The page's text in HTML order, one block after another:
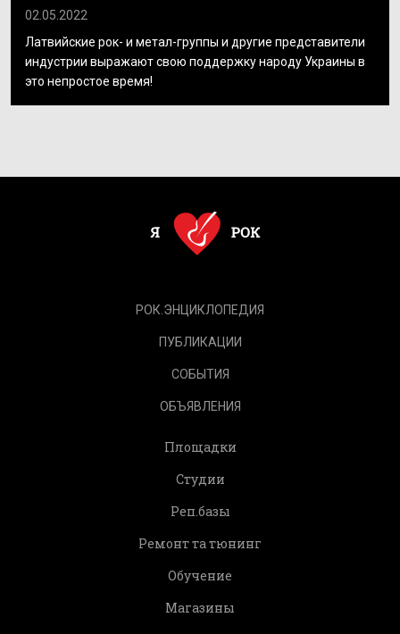
02.05.2022
Латвийские рок- и метал-группы и другие представители
индустрии выражают свою поддержку народу Украины в
это непростое время!
РОК.ЭНЦИКЛОПЕДИЯ
ПУБЛИКАЦИИ
СОБЫТИЯ
ОБЪЯВЛЕНИЯ
Площадки
Студии
Реп.базы
Ремонт та тюнинг
Обучение
Магазины